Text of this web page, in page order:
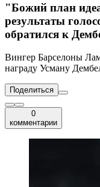
"Божий план
результаты
обратился к
Вингер Барселоны
награду Усману
Поделиться
0
комментарии